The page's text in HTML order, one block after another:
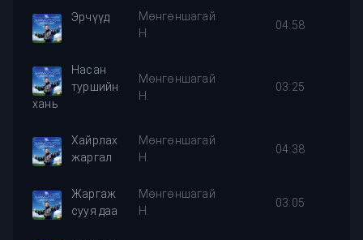
Эрчүүд
Мөнгөншагай
Н.
04:58
Насан
туршийн
хань
Мөнгөншагай
Н.
03:25
Хайрлах
жаргал
Мөнгөншагай
Н.
04:38
Жаргаж
сууя даа
Мөнгөншагай
Н.
03:05